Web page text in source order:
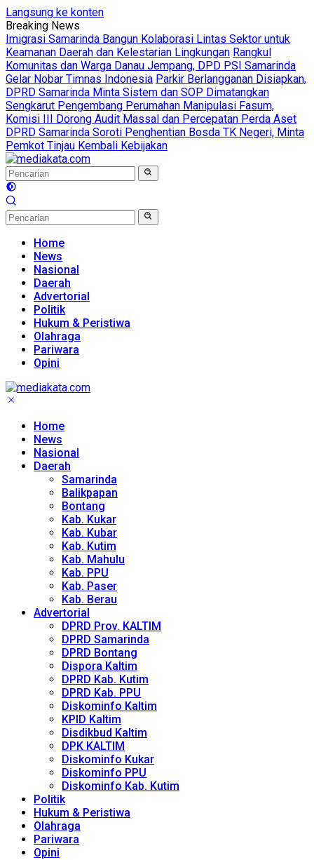
Langsung ke konten
Breaking News
Imigrasi Samarinda Bangun Kolaborasi Lintas Sektor untuk
Keamanan Daerah dan Kelestarian Lingkungan Rangkul
Komunitas dan Warga Danau Jempang, DPD PSI Samarinda
Gelar Nobar Timnas Indonesia Parkir Berlangganan Disiapkan,
DPRD Samarinda Minta Sistem dan SOP Dimatangkan
Sengkarut Pengembang Perumahan Manipulasi Fasum,
Komisi III Dorong Audit Massal dan Percepatan Perda Aset
DPRD Samarinda Soroti Penghentian Bosda TK Negeri, Minta
Pemkot Tinjau Kembali Kebijakan
Home
News
Nasional
Daerah
Advertorial
Politik
Hukum & Peristiwa
Olahraga
Pariwara
Opini
Home
News
Nasional
Daerah
Samarinda
Balikpapan
Bontang
Kab. Kukar
Kab. Kubar
Kab. Kutim
Kab. Mahulu
Kab. PPU
Kab. Paser
Kab. Berau
Advertorial
DPRD Prov. KALTIM
DPRD Samarinda
DPRD Bontang
Dispora Kaltim
DPRD Kab. Kutim
DPRD Kab. PPU
Diskominfo Kaltim
KPID Kaltim
Disdikbud Kaltim
DPK KALTIM
Diskominfo Kukar
Diskominfo PPU
Diskominfo Kab. Kutim
Politik
Hukum & Peristiwa
Olahraga
Pariwara
Opini